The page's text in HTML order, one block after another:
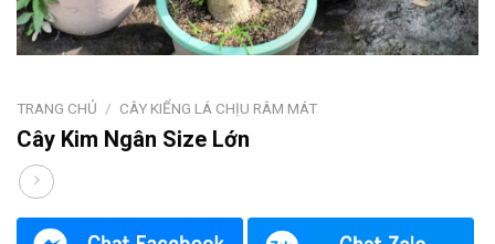
TRANG CHỦ / CÂY KIỂNG LÁ CHỊU RÂM MÁT
Cây Kim Ngân Size Lớn